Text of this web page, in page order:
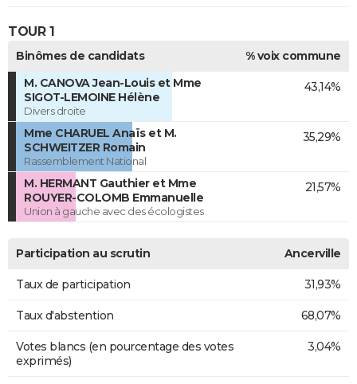
TOUR 1
Binômes de candidats
% voix commune
M. CANOVA Jean-Louis et Mme
SIGOT-LEMOINE Hélène
Divers droite
43,14%
Mme CHARUEL Anaïs et M.
SCHWEITZER Romain
Rassemblement National
35,29%
M. HERMANT Gauthier et Mme
ROUYER-COLOMB Emmanuelle
Union à gauche avec des écologistes
21,57%
Participation au scrutin Ancerville
Taux de participation 31,93%
Taux d'abstention 68,07%
Votes blancs (en pourcentage des votes
exprimés)
3,04%